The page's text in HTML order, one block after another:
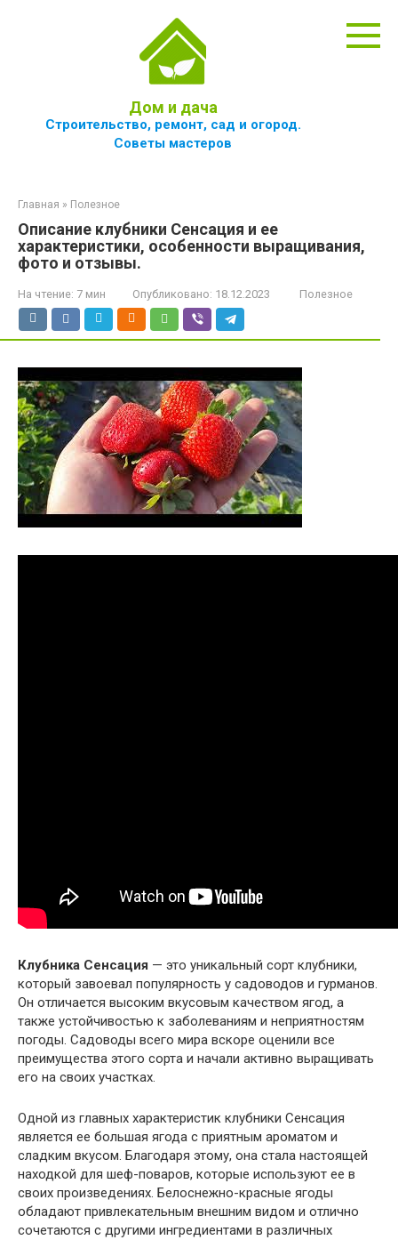
Дом и дача
Строительство, ремонт, сад и огород.
Советы мастеров
Главная » Полезное
Описание клубники Сенсация и ее
характеристики, особенности выращивания,
фото и отзывы.
На чтение: 7 мин Опубликовано: 18.12.2023 Полезное
Клубника Сенсация — это уникальный сорт клубники,
который завоевал популярность у садоводов и гурманов.
Он отличается высоким вкусовым качеством ягод, а
также устойчивостью к заболеваниям и неприятностям
погоды. Садоводы всего мира вскоре оценили все
преимущества этого сорта и начали активно выращивать
его на своих участках.
Одной из главных характеристик клубники Сенсация
является ее большая ягода с приятным ароматом и
сладким вкусом. Благодаря этому, она стала настоящей
находкой для шеф-поваров, которые используют ее в
своих произведениях. Белоснежно-красные ягоды
обладают привлекательным внешним видом и отлично
сочетаются с другими ингредиентами в различных